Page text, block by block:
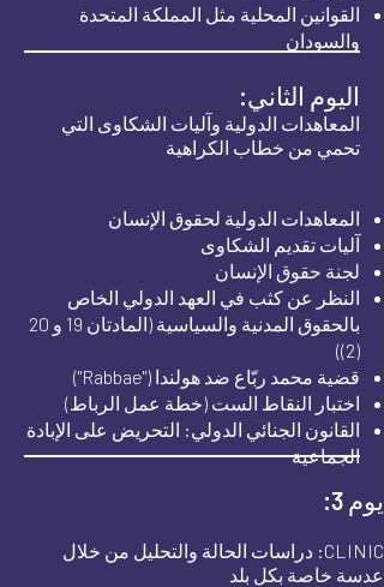
اليوم الثاني:
المعاهدات الدولية وآليات الشكاوى التي
تحمي من خطاب الكراهية
يوم 3:
CLINIC: دراسات الحالة والتحليل من خلال
عدسة خاصة بكل بلد
القوانين المحلية مثل المملكة المتحدة
والسودان
المعاهدات الدولية لحقوق الإنسان
آليات تقديم الشكاوى
لجنة حقوق الإنسان
النظر عن كثب في العهد الدولي الخاص
بالحقوق المدنية والسياسية (المادتان 19 و 20
(2))
قضية محمد ربّاع ضد هولندا ("Rabbae")
اختبار النقاط الست (خطة عمل الرباط)
القانون الجنائي الدولي: التحريض على الإبادة
الجماعية